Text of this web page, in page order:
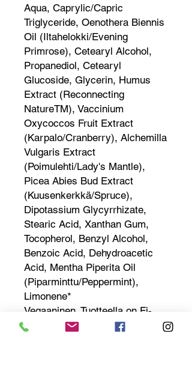
Aqua, Caprylic/Capric
Triglyceride, Oenothera Biennis
Oil (Iltahelokki/Evening
Primrose), Cetearyl Alcohol,
Propanediol, Cetearyl
Glucoside, Glycerin, Humus
Extract (Reconnecting
NatureTM), Vaccinium
Oxycoccos Fruit Extract
(Karpalo/Cranberry), Alchemilla
Vulgaris Extract
(Poimulehti/Lady's Mantle),
Picea Abies Bud Extract
(Kuusenkerkkä/Spruce),
Dipotassium Glycyrrhizate,
Stearic Acid, Xanthan Gum,
Tocopherol, Benzyl Alcohol,
Benzoic Acid, Dehydroacetic
Acid, Mentha Piperita Oil
(Piparminttu/Peppermint),
Limonene*
Vegaaninen. Tuotteella on Fi-
Natura -ekosertifikaatti.